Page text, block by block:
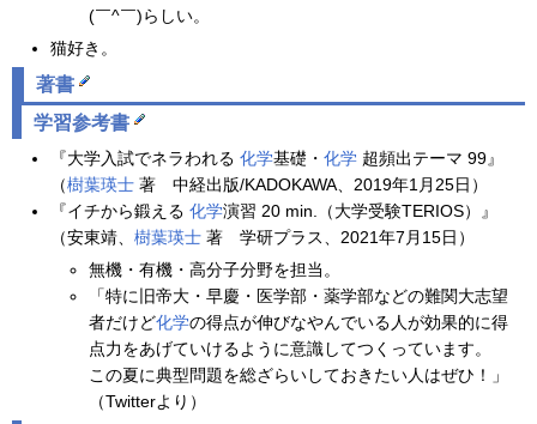
(￣^￣)らしい。
猫好き。
著書
学習参考書
『大学入試でネラわれる 化学基礎・ 化学 超頻出テーマ 99』
（樹葉瑛士 著 中経出版/KADOKAWA、2019年1月25日）
『イチから鍛える 化学演習 20 min.（大学受験TERIOS）』
（安東靖、 樹葉瑛士 著 学研プラス、2021年7月15日）
無機・有機・高分子分野を担当。
「特に旧帝大・早慶・医学部・薬学部などの難関大志望
者だけど化学の得点が伸びなやんでいる人が効果的に得
点力をあげていけるように意識してつくっています。
この夏に典型問題を総ざらいしておきたい人はぜひ！」
（Twitterより）